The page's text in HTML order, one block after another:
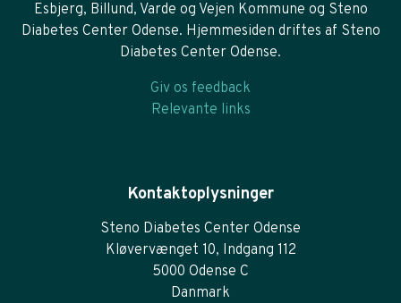
Esbjerg, Billund, Varde og Vejen Kommune og Steno
Diabetes Center Odense. Hjemmesiden driftes af Steno
Diabetes Center Odense.
Giv os feedback
Relevante links
Kontaktoplysninger
Steno Diabetes Center Odense
Kløvervænget 10, Indgang 112
5000 Odense C
Danmark